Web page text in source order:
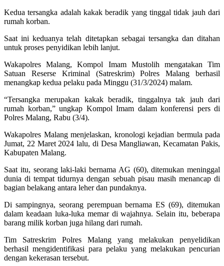
Kedua tersangka adalah kakak beradik yang tinggal tidak jauh dari
rumah korban.
Saat ini keduanya telah ditetapkan sebagai tersangka dan ditahan
untuk proses penyidikan lebih lanjut.
Wakapolres Malang, Kompol Imam Mustolih mengatakan Tim
Satuan Reserse Kriminal (Satreskrim) Polres Malang berhasil
menangkap kedua pelaku pada Minggu (31/3/2024) malam.
“Tersangka merupakan kakak beradik, tinggalnya tak jauh dari
rumah korban,” ungkap Kompol Imam dalam konferensi pers di
Polres Malang, Rabu (3/4).
Wakapolres Malang menjelaskan, kronologi kejadian bermula pada
Jumat, 22 Maret 2024 lalu, di Desa Mangliawan, Kecamatan Pakis,
Kabupaten Malang.
Saat itu, seorang laki-laki bernama AG (60), ditemukan meninggal
dunia di tempat tidurnya dengan sebuah pisau masih menancap di
bagian belakang antara leher dan pundaknya.
Di sampingnya, seorang perempuan bernama ES (69), ditemukan
dalam keadaan luka-luka memar di wajahnya. Selain itu, beberapa
barang milik korban juga hilang dari rumah.
Tim Satreskrim Polres Malang yang melakukan penyelidikan
berhasil mengidentifikasi para pelaku yang melakukan pencurian
dengan kekerasan tersebut.